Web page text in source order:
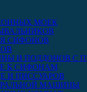
МОЕК
СИФОНОВ
И ПОДДОНОВ С
К СИФОНАМ
И ПИССУАРОВ
МАШИНЫ